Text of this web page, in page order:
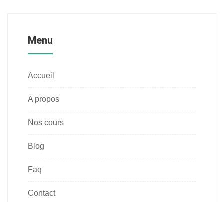
Menu
Accueil
A propos
Nos cours
Blog
Faq
Contact